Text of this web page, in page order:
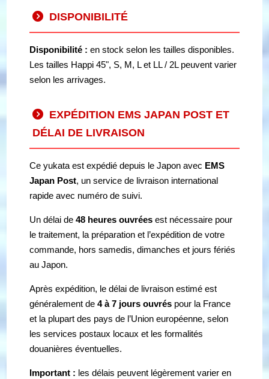
DISPONIBILITÉ
Disponibilité : en stock selon les tailles disponibles.
Les tailles Happi 45", S, M, L et LL / 2L peuvent varier
selon les arrivages.
EXPÉDITION EMS JAPAN POST ET
DÉLAI DE LIVRAISON
Ce yukata est expédié depuis le Japon avec EMS
Japan Post, un service de livraison international
rapide avec numéro de suivi.
Un délai de48 heures ouvrées est nécessaire pour
le traitement, la préparation et l’expédition de votre
commande, hors samedis, dimanches et jours fériés
au Japon.
Après expédition, le délai de livraison estimé est
généralement de4 à 7 jours ouvrés pour la France
et la plupart des pays de l’Union européenne, selon
les services postaux locaux et les formalités
douanières éventuelles.
Important : les délais peuvent légèrement varier en